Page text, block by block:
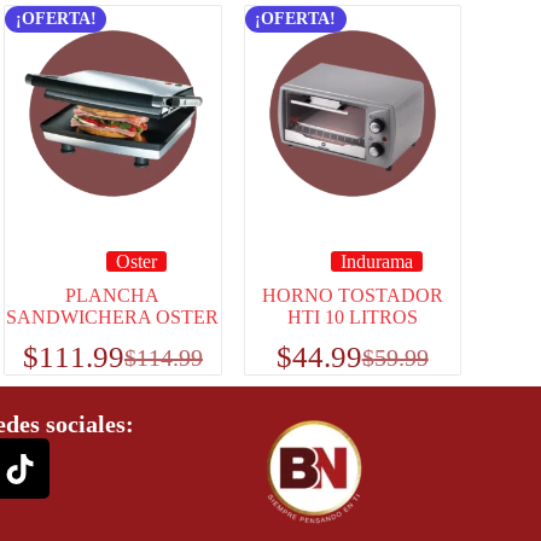
¡OFERTA!
Oster
PLANCHA
SANDWICHERA OSTER
$114.99
$111.99
¡OFERTA!
Indurama
HORNO TOSTADOR
HTI 10 LITROS
$59.99
$44.99
sociales: